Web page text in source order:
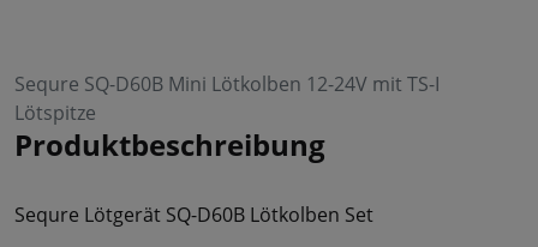
Sequre SQ-D60B Mini Lötkolben 12-24V mit TS-I
Lötspitze
Produktbeschreibung
Sequre Lötgerät SQ-D60B Lötkolben Set